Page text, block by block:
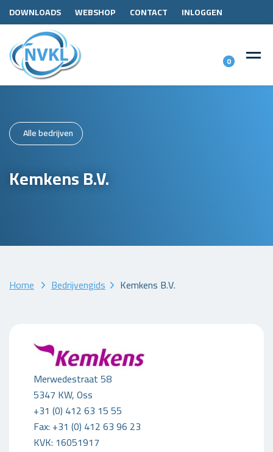
DOWNLOADS WEBSHOP CONTACT INLOGGEN
0
Alle bedrijven
Kemkens B.V.
Home Bedrijvengids Kemkens B.V.
Merwedestraat 58
5347 KW, Oss
+31 (0) 412 63 15 55
Fax: +31 (0) 412 63 96 23
KVK: 16051917